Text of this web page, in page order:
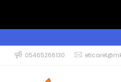
05465266130